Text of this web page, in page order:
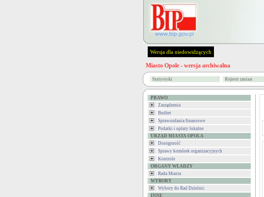
Wersja dla niedowidzących
Miasto Opole - wersja archiwalna
Statystyki Rejestr zmian
PRAWO
Zarządzenia
Budżet
Sprawozdania finansowe
Podatki i opłaty lokalne
URZĄD MIASTA OPOLA
Dostępność
Sprawy komórek organizacyjnych
Kontrole
ORGANY WŁADZY
Rada Miasta
WYBORY
Wybory do Rad Dzielnic
INNE